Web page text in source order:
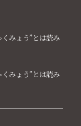
みょう”とは読み
みょう”とは読み